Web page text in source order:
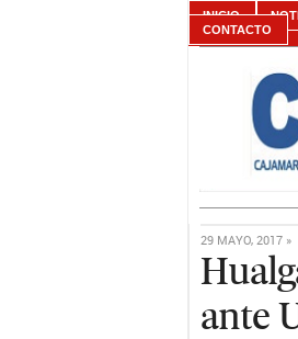
INICIO
CONTACTO
29 MAYO, 2017 »
ante